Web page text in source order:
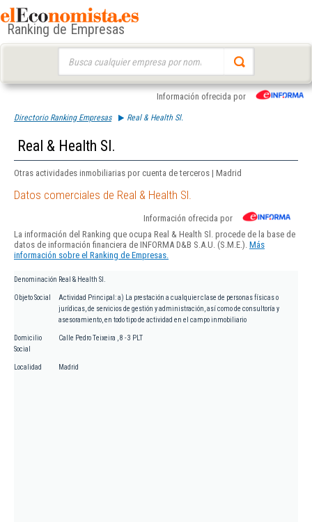
Ranking de Empresas
Información ofrecida por
Directorio Ranking Empresas Real & Health Sl.
Real & Health Sl.
Otras actividades inmobiliarias por cuenta de terceros | Madrid
Datos comerciales de Real & Health Sl.
Información ofrecida por
La información del Ranking que ocupa Real & Health Sl. procede de la base de
datos de información financiera de INFORMA D&B S.A.U. (S.M.E.). Más
información sobre el Ranking de Empresas.
Denominación Real & Health Sl.
Objeto Social
Actividad Principal: a) La prestación a cualquier clase de personas físicas o
jurídicas, de servicios de gestión y administración, así como de consultoría y
asesoramiento, en todo tipo de actividad en el campo inmobiliario
Domicilio
Social
Calle Pedro Teixeira , 8 - 3 PLT
Localidad Madrid